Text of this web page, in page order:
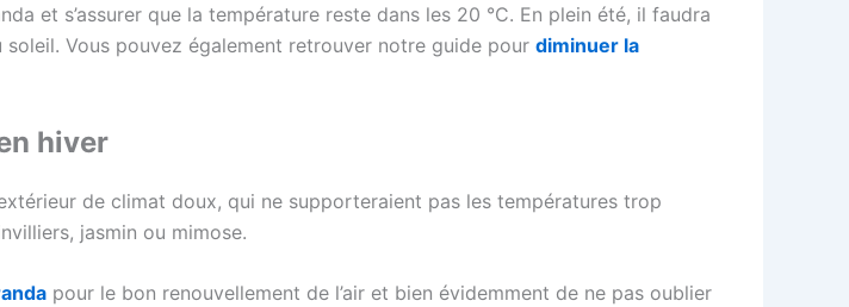
et s’assurer que la température reste dans les 20 °C. En plein été, il faudra
Vous pouvez également retrouver notre guide pour diminuer la
hiver
de climat doux, qui ne supporteraient pas les températures trop
jasmin ou mimose.
pour le bon renouvellement de l’air et bien évidemment de ne pas oublier